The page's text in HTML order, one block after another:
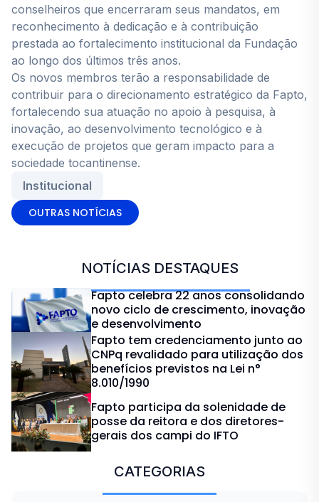
conselheiros que encerraram seus mandatos, em
reconhecimento à dedicação e à contribuição
prestada ao fortalecimento institucional da Fundação
ao longo dos últimos três anos.
Os novos membros terão a responsabilidade de
contribuir para o direcionamento estratégico da Fapto,
fortalecendo sua atuação no apoio à pesquisa, à
inovação, ao desenvolvimento tecnológico e à
execução de projetos que geram impacto para a
sociedade tocantinense.
Institucional
OUTRAS NOTÍCIAS
NOTÍCIAS DESTAQUES
Fapto celebra 22 anos consolidando
novo ciclo de crescimento, inovação
e desenvolvimento
Fapto tem credenciamento junto ao
CNPq revalidado para utilização dos
benefícios previstos na Lei n°
8.010/1990
Fapto participa da solenidade de
posse da reitora e dos diretores-
gerais dos campi do IFTO
CATEGORIAS